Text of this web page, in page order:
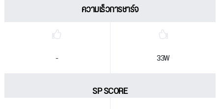
ความเร็วการชาร์จ
- 33W
SP SCORE